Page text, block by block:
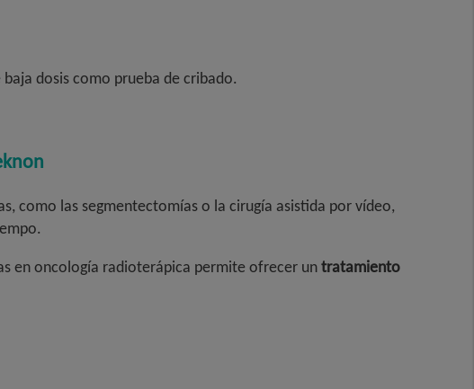
dosis como prueba de cribado.
como las segmentectomías o la cirugía asistida por vídeo,
en oncología radioterápica permite ofrecer untratamiento